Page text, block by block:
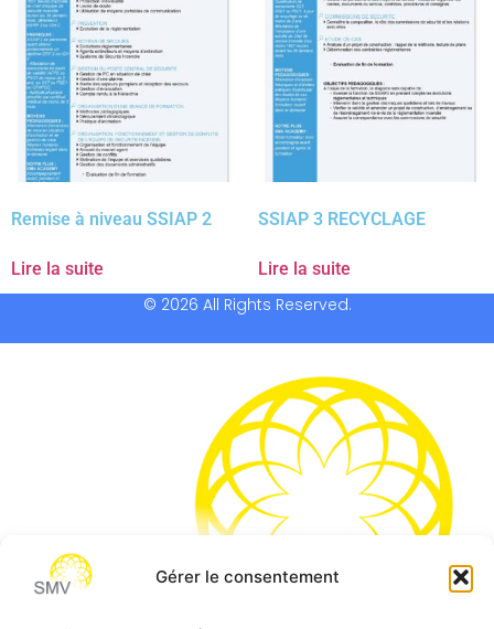
Gérer le consentement
Remise à niveau SSIAP 2
Lire la suite
SSIAP 3 RECYCLAGE
Lire la suite
© 2026 All Rights Reserved.